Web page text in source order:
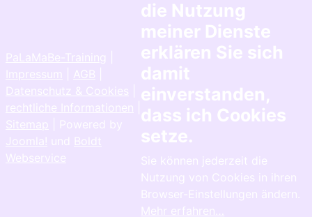
PaLaMaBe-Training
Impressum
AGB
Datenschutz & Cookies
rechtliche Informationen
Sitemap | Powered by
Joomla! und Boldt
Webservice
die Nutzung
meiner Dienste
erklären Sie sich
damit
einverstanden,
dass ich Cookies
setze.
Sie können jederzeit die
Nutzung von Cookies in ihren
Browser-Einstellungen ändern.
Mehr erfahren…